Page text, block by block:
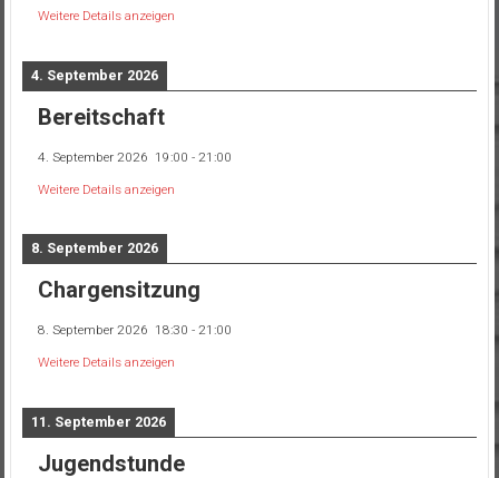
Weitere Details anzeigen
4. September 2026
Bereitschaft
4. September 2026 19:00 - 21:00
Weitere Details anzeigen
8. September 2026
Chargensitzung
8. September 2026 18:30 - 21:00
Weitere Details anzeigen
11. September 2026
Jugendstunde